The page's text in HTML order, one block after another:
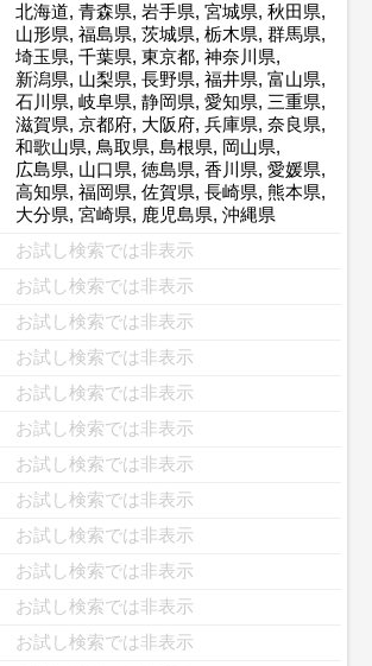
北海道, 青森県, 岩手県, 宮城県, 秋田県,
山形県, 福島県, 茨城県, 栃木県, 群馬県,
埼玉県, 千葉県, 東京都, 神奈川県,
新潟県, 山梨県, 長野県, 福井県, 富山県,
石川県, 岐阜県, 静岡県, 愛知県, 三重県,
滋賀県, 京都府, 大阪府, 兵庫県, 奈良県,
和歌山県, 鳥取県, 島根県, 岡山県,
広島県, 山口県, 徳島県, 香川県, 愛媛県,
高知県, 福岡県, 佐賀県, 長崎県, 熊本県,
大分県, 宮崎県, 鹿児島県, 沖縄県
お試し検索では非表示
お試し検索では非表示
お試し検索では非表示
お試し検索では非表示
お試し検索では非表示
お試し検索では非表示
お試し検索では非表示
お試し検索では非表示
お試し検索では非表示
お試し検索では非表示
お試し検索では非表示
お試し検索では非表示